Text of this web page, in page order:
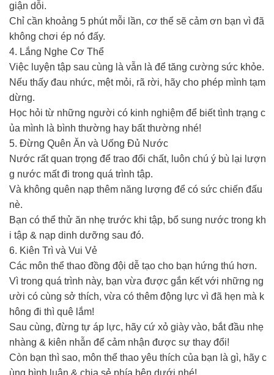
giận dỗi.
Chỉ cần khoảng 5 phút mỗi lần, cơ thể sẽ cảm ơn bạn vì đã
không chơi ép nó đấy.
4. Lắng Nghe Cơ Thể
Việc luyện tập sau cùng là vẫn là để tăng cường sức khỏe.
Nếu thấy đau nhức, mệt mỏi, rã rời, hãy cho phép mình tạm
dừng.
Học hỏi từ những người có kinh nghiệm để biết tình trạng c
ủa mình là bình thường hay bất thường nhé!
5. Đừng Quên Ăn và Uống Đủ Nước
Nước rất quan trọng để trao đổi chất, luôn chú ý bù lại lượn
g nước mất đi trong quá trình tập.
Và không quên nạp thêm năng lượng để có sức chiến đấu
nè.
Bạn có thể thử ăn nhẹ trước khi tập, bổ sung nước trong kh
i tập & nạp dinh dưỡng sau đó.
6. Kiên Trì và Vui Vẻ
Các môn thể thao đồng đội dễ tạo cho bạn hứng thú hơn.
Vì trong quá trình này, bạn vừa được gắn kết với những ng
ười có cùng sở thích, vừa có thêm động lực vì đã hẹn mà k
hông đi thì quê lắm!
Sau cùng, đừng tự áp lực, hãy cứ xỏ giày vào, bắt đầu nhẹ
nhàng & kiên nhẫn để cảm nhận được sự thay đổi!
Còn bạn thì sao, môn thể thao yêu thích của bạn là gì, hãy c